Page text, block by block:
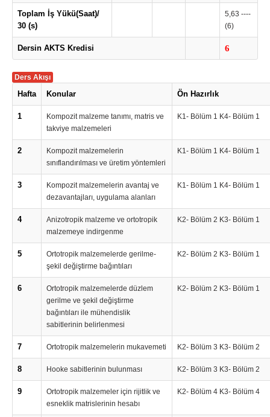
Toplam İş Yükü(Saat)/
30 (s)
5,63 ----
(6)
Dersin AKTS Kredisi 6
Ders Akışı
Hafta Konular Ön Hazırlık
1
Kompozit malzeme tanımı, matris ve
takviye malzemeleri
K1- Bölüm 1 K4- Bölüm 1
2
Kompozit malzemelerin
sınıflandırılması ve üretim yöntemleri
K1- Bölüm 1 K4- Bölüm 1
3
Kompozit malzemelerin avantaj ve
dezavantajları, uygulama alanları
K1- Bölüm 1 K4- Bölüm 1
4
Anizotropik malzeme ve ortotropik
malzemeye indirgenme
K2- Bölüm 2 K3- Bölüm 1
5
Ortotropik malzemelerde gerilme-
şekil değiştirme bağıntıları
K2- Bölüm 2 K3- Bölüm 1
6
Ortotropik malzemelerde düzlem
gerilme ve şekil değiştirme
bağıntıları ile mühendislik
sabitlerinin belirlenmesi
K2- Bölüm 2 K3- Bölüm 1
7 Ortotropik malzemelerin mukavemeti K2- Bölüm 3 K3- Bölüm 2
8 Hooke sabitlerinin bulunması K2- Bölüm 3 K3- Bölüm 2
9
Ortotropik malzemeler için rijitlik ve
esneklik matrislerinin hesabı
K2- Bölüm 4 K3- Bölüm 4